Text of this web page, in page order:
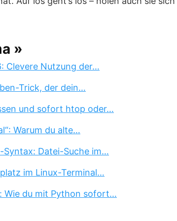
»
Clevere Nutzung der…
Trick, der dein…
und sofort htop oder…
Warum du alte…
Syntax: Datei-Suche im…
im Linux-Terminal…
Wie du mit Python sofort…